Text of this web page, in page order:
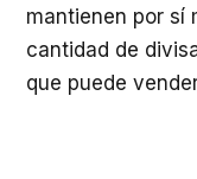
mantienen por sí
cantidad de
que puede